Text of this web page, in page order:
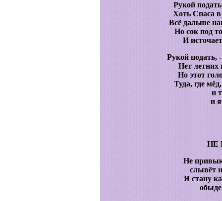
Рукой
Хоть Спаса в
Всё дальше
Но сок под
И
Рукой подать,
Нет летних
Но этот
Туда, где
и
и
НЕ
Не
слывёт
Я стану